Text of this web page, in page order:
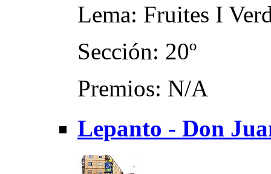
Lema: Fruites I
Sección: 20º
Premios: N/A
Lepanto - Don